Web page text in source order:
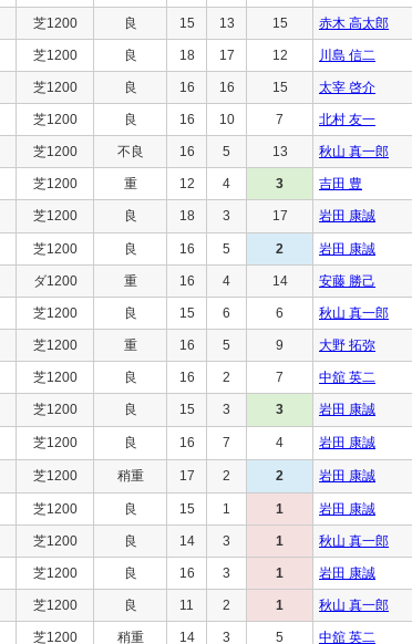
芝1200 良 15 13 15 赤木 高太郎
芝1200 良 18 17 12 川島 信二
芝1200 良 16 16 15 太宰 啓介
芝1200 良 16 10 7 北村 友一
芝1200 不良 16 5 13 秋山 真一郎
芝1200 重 12 4 3 吉田 豊
芝1200 良 18 3 17 岩田 康誠
芝1200 良 16 5 2 岩田 康誠
ダ1200 重 16 4 14 安藤 勝己
芝1200 良 15 6 6 秋山 真一郎
芝1200 重 16 5 9 大野 拓弥
芝1200 良 16 2 7 中舘 英二
芝1200 良 15 3 3 岩田 康誠
芝1200 良 16 7 4 岩田 康誠
芝1200 稍重 17 2 2 岩田 康誠
芝1200 良 15 1 1 岩田 康誠
芝1200 良 14 3 1 秋山 真一郎
芝1200 良 16 3 1 岩田 康誠
芝1200 良 11 2 1 秋山 真一郎
芝1200 稍重 14 3 5 中舘 英二